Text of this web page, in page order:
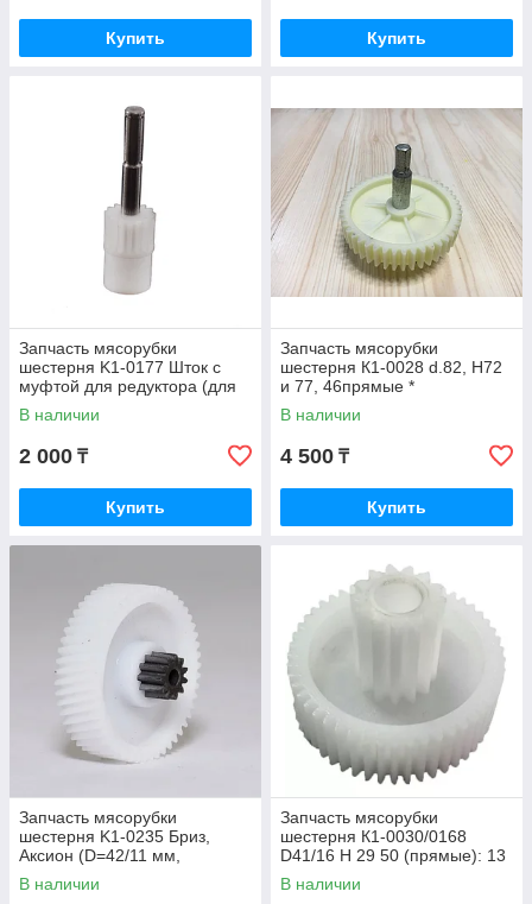
Купить Купить
Запчасть мясорубки
шестерня K1-0177 Шток с
муфтой для редуктора (для
0033 и 0039) Philips
В наличии
2 000 ₸
Купить
Запчасть мясорубки
шестерня К1-0028 d.82, H72
и 77, 46прямые *
В наличии
4 500 ₸
Купить
Запчасть мясорубки
шестерня K1-0235 Бриз,
Аксион (D=42/11 мм,
H=25/11.5 мм, 50/11 зубов),
металл/пластик # *
В наличии
Запчасть мясорубки
шестерня К1-0030/0168
D41/16 H 29 50 (прямые): 13
(прямые) # Белвар
В наличии